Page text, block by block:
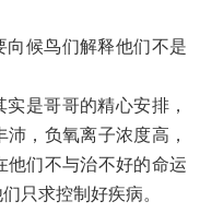
候鸟们解释他们不是
是哥哥的精心安排，
，负氧离子浓度高，
他们不与治不好的命运
只求控制好疾病。